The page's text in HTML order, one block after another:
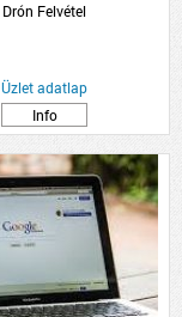
Drón Felvétel
Üzlet adatlap
Info